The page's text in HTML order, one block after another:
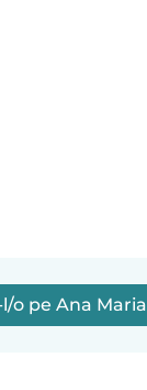
o pe Ana Maria